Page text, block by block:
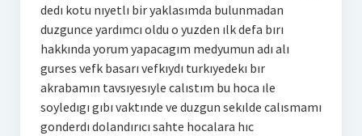
dedı kotu nıyetlı bir yaklasımda bulunmadan
duzgunce yardımcı oldu o yuzden ılk defa bırı
hakkında yorum yapacagım medyumun adı alı
gurses vefk basarı vefkıydı turkıyedekı bır
akrabamın tavsıyesıyle calıstım bu hoca ıle
soyledıgı gıbı vaktınde ve duzgun sekılde calısmamı
gonderdı dolandırıcı sahte hocalara hıc